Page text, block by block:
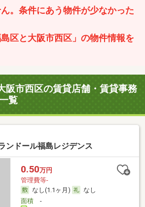
。条件にあう物件が少なかった
区と大阪市西区」の物件情報を
阪市西区の賃貸店舗・賃貸事務
覧
ンドール福島レジデンス
0.50万円
管理費等-
なし(1.1ヶ月)
なし
面積-